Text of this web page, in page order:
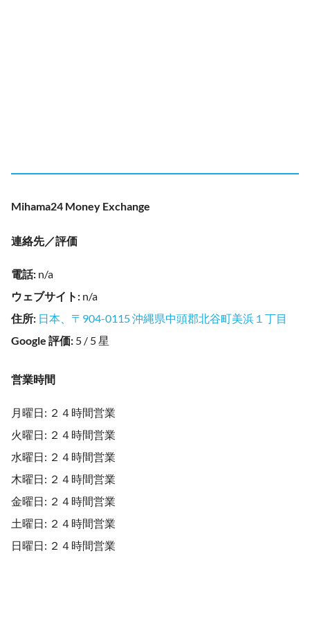
Mihama24 Money Exchange
連絡先／評価
電話: n/a
ウェブサイト : n/a
住所: 日本、〒904-0115 沖縄県中頭郡北谷町美浜１丁目
Google 評価: 5 / 5 星
営業時間
月曜日: ２４時間営業
火曜日: ２４時間営業
水曜日: ２４時間営業
木曜日: ２４時間営業
金曜日: ２４時間営業
土曜日: ２４時間営業
日曜日: ２４時間営業